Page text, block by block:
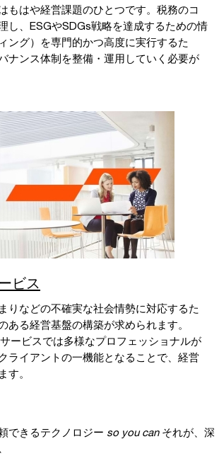
もはや経営課題のひとつです。税務のコ
し、ESGやSDGs戦略を達成するための情
ング）を専門的かつ高度に実行するた
ナンス体制を整備・運用していく必要が
ビス
りなどの不確実な社会情勢に対応するた
ある経営基盤の構築が求められます。
ービスでは多様なプロフェッショナルが
ライアントの一機能となることで、経営
す。
できるテクノロジー so you can それが、深